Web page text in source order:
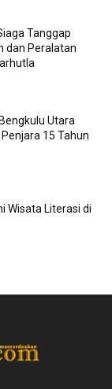
Tanggap
dan Peralatan
Utara
15 Tahun
Wisata Literasi di